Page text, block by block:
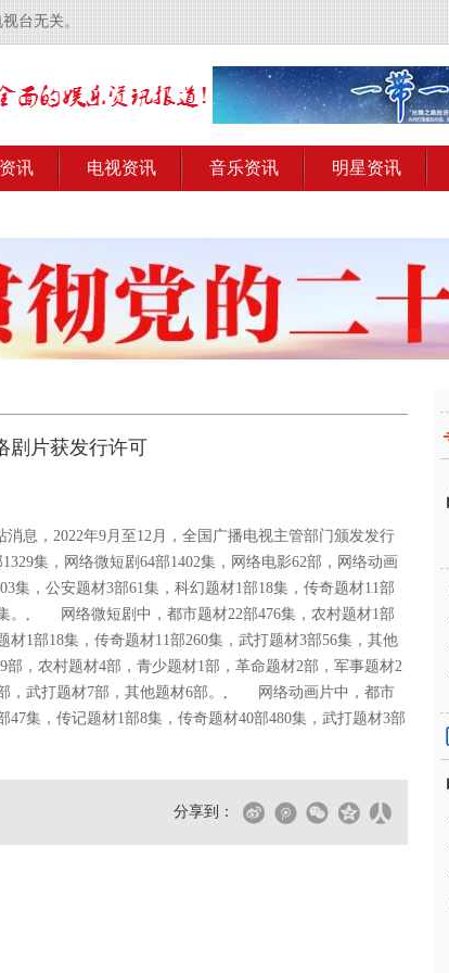
台无关。
讯 电视资讯 音乐资讯 明星资讯
剧片获发行许可
，2022年9月至12月，全国广播电视主管部门颁发发行
集，网络微短剧64部1402集，网络电影62部，网络动画
，公安题材3部61集，科幻题材1部18集，传奇题材11部
集。, 网络微短剧中，都市题材22部476集，农村题材1部
材1部18集，传奇题材11部260集，武打题材3部56集，其他
农村题材4部，青少题材1部，革命题材2部，军事题材2
，武打题材7部，其他题材6部。, 网络动画片中，都市
47集，传记题材1部8集，传奇题材40部480集，武打题材3部
分享到：